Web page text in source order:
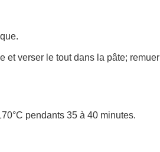
et verser le tout dans la pâte; remuer
pendants 35 à 40 minutes.